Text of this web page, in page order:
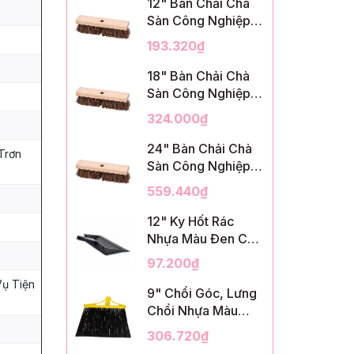
Tiện
12" Bàn Chải Chà
Sàn Công Nghiệp,
Sợi Palmyra, InsuX
INXDS1, 12
Cái/Thùng (12"
Brush Deck Scrub,
193.320₫
18" Bàn Chải Chà
Sàn Công Nghiệp,
Sợi Palmyra, InsuX
INXDS2, 12
Cái/Thùng (18"
Brush Deck Scrub,
324.000₫
24" Bàn Chải Chà
Sàn Công Nghiệp,
Sợi Palmyra, InsuX
INXDS2, 12
Cái/Thùng (24"
Brush Deck Scrub ,
559.440₫
12" Ky Hốt Rác
Nhựa Màu Đen Có
Tay Cầm, InsuX
INXSHD01, 12
Cái/Thùng, Mã
IMPA 174141 (12"
Black Plastic)
97.200₫
9" Chổi Góc, Lưng
Chổi Nhựa Màu
Vàng, Lông PET
Màu Đen, Kèm Cán
306.720₫